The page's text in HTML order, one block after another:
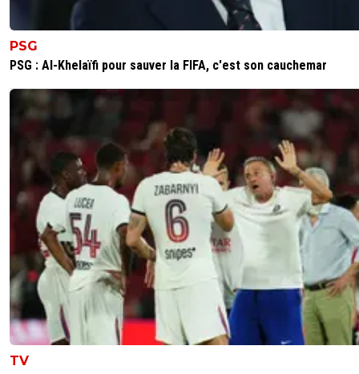
PSG
PSG : Al-Khelaïfi pour sauver la FIFA, c'est son cauchemar
TV